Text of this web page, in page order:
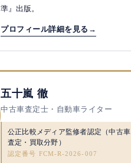
準』出版。
プロフィール詳細を見る →
五十嵐 徹
中古車査定士・自動車ライター
公正比較メディア監修者認定（中古車
査定・買取分野）
認定番号 FCM-R-2026-007